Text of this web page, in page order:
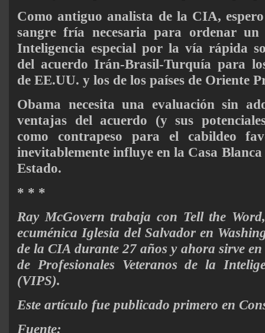
Como antiguo analista de la CIA,
sangre fría necesaria para ordenar un
Inteligencia especial por la vía rápida
del acuerdo Irán-Brasil-Turquía para
de EE.UU. y los de los países de Oriente
Obama necesita una evaluación sin
ventajas del acuerdo (y sus
como contrapeso para el cabildeo
inevitablemente influye en la Casa
Estado.
* * *
Ray McGovern trabaja con Tell the
ecuménica Iglesia del Salvador en
de la CIA durante 27 años y ahora sirve
de Profesionales Veteranos de la
(VIPS).
Este artículo fue publicado primero en
Fuente: